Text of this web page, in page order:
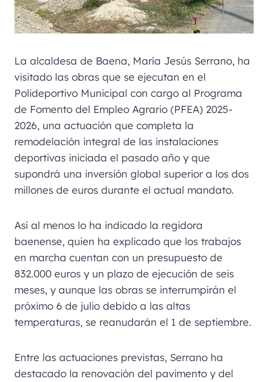
La alcaldesa de Baena, María Jesús Serrano, ha
visitado las obras que se ejecutan en el
Polideportivo Municipal con cargo al Programa
de Fomento del Empleo Agrario (PFEA) 2025-
2026, una actuación que completa la
remodelación integral de las instalaciones
deportivas iniciada el pasado año y que
supondrá una inversión global superior a los dos
millones de euros durante el actual mandato.
Así al menos lo ha indicado la regidora
baenense, quien ha explicado que los trabajos
en marcha cuentan con un presupuesto de
832.000 euros y un plazo de ejecución de seis
meses, y aunque las obras se interrumpirán el
próximo 6 de julio debido a las altas
temperaturas, se reanudarán el 1 de septiembre.
Entre las actuaciones previstas, Serrano ha
destacado la renovación del pavimento y del